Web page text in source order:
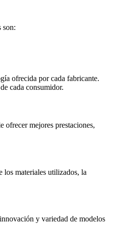
son:
ofrecida por cada fabricante.
cada consumidor.
ofrecer mejores prestaciones,
los materiales utilizados, la
y variedad de modelos